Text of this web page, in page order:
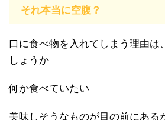
それ本当に空腹？
口に食べ物を入れてしまう理由は
しょうか
何か食べていたい
美味しそうなものが目の前にある